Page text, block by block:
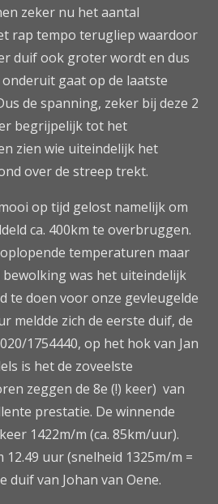
zeker nu het aantal
rap tempo terugliep waardoor
duif ook groter wordt en dus
gaat op de laatste
de spanning, zeker bij deze 2
begrijpelijk tot het
zien wie uiteindelijk het
over de streep trekt.
op tijd gelost namelijk om
ca. 400km te overbruggen.
temperaturen maar
was het uiteindelijk
te doen voor onze gevleugelde
meldde zich de eerste duif, de
1754440, op het hok van Jan
is het de zoveelste
zeggen de 8e (!) keer) van
prestatie. De winnende
1422m/m (ca. 85km/uur).
uur (snelheid 1325m/m =
duif van Johan van Oene.